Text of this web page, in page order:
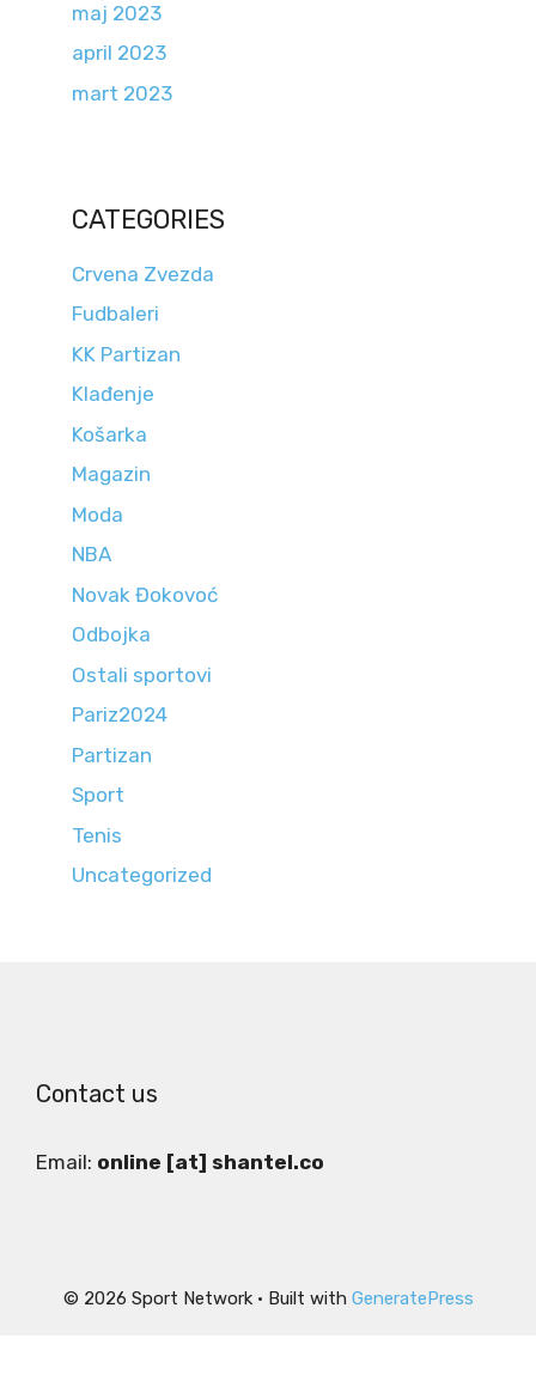
maj 2023
april 2023
mart 2023
CATEGORIES
Crvena Zvezda
Fudbaleri
KK Partizan
Klađenje
Košarka
Magazin
Moda
NBA
Novak Đokovoć
Odbojka
Ostali sportovi
Pariz2024
Partizan
Sport
Tenis
Uncategorized
Contact us
Email: online [at] shantel.co
© 2026 Sport Network• Built with GeneratePress